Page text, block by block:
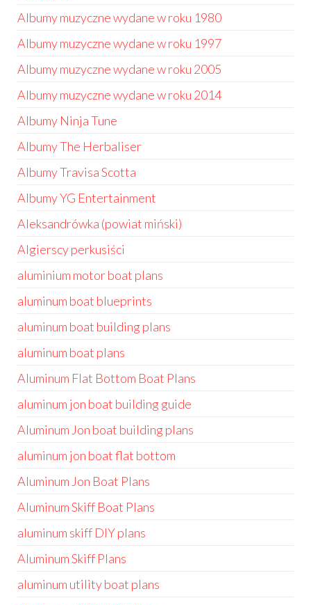
Albumy muzyczne wydane w roku 1980
Albumy muzyczne wydane w roku 1997
Albumy muzyczne wydane w roku 2005
Albumy muzyczne wydane w roku 2014
Albumy Ninja Tune
Albumy The Herbaliser
Albumy Travisa Scotta
Albumy YG Entertainment
Aleksandrówka (powiat miński)
Algierscy perkusiści
aluminium motor boat plans
aluminum boat blueprints
aluminum boat building plans
aluminum boat plans
Aluminum Flat Bottom Boat Plans
aluminum jon boat building guide
Aluminum Jon boat building plans
aluminum jon boat flat bottom
Aluminum Jon Boat Plans
Aluminum Skiff Boat Plans
aluminum skiff DIY plans
Aluminum Skiff Plans
aluminum utility boat plans